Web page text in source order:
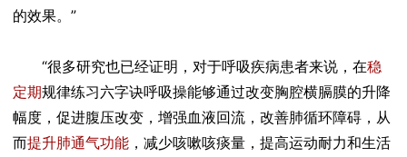
的效果。”
“很多研究也已经证明，对于呼吸疾病患者来说，在稳
定期规律练习六字诀呼吸操能够通过改变胸腔横膈膜的升降
幅度，促进腹压改变，增强血液回流，改善肺循环障碍，从
而提升肺通气功能 ，减少咳嗽咳痰量，提高运动耐力和生活